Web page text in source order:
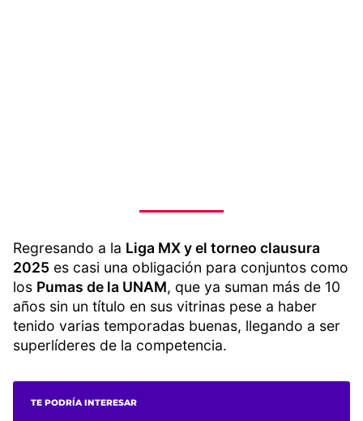
Regresando a la Liga MX y el torneo clausura
2025 es casi una obligación para conjuntos como
los Pumas de la UNAM, que ya suman más de 10
años sin un título en sus vitrinas pese a haber
tenido varias temporadas buenas, llegando a ser
superlíderes de la competencia.
TE PODRÍA INTERESAR